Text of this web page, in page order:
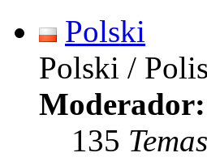
Polski
Polski /
Moderador:
135 Temas